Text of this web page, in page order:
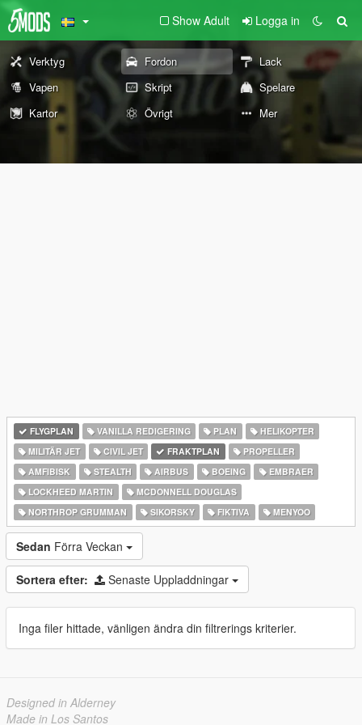
Show Adult Logga in
Verktyg Fordon
Lack
Vapen
Skript
Spelare
Kartor
Övrigt Mer
FLYGPLAN VANILLA REDIGERING PLAN
HELIKOPTER
MILITÄR JET
CIVIL JET FRAKTPLAN
PROPELLER
AMFIBISK
STEALTH AIRBUS BOEING
EMBRAER
LOCKHEED MARTIN
MCDONNELL DOUGLAS
NORTHROP GRUMMAN
SIKORSKY FIKTIVA MENYOO
Sedan Förra Veckan
Sortera efter: Senaste Uppladdningar
Inga filer hittade, vänligen ändra din filtrerings kriterier.
Designed in Alderney
Made in Los Santos